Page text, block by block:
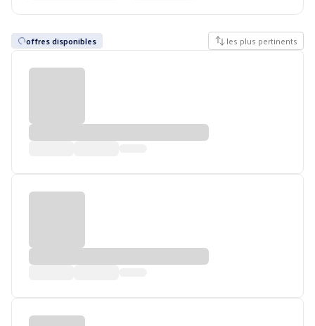
offres disponibles les plus pertinents